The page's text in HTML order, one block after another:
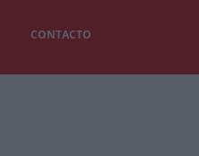
CONTACTO